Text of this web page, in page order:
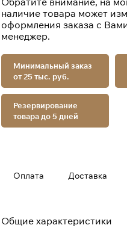
наличие товара может
оформления заказа с
менеджер.
Минимальный заказ
от 25 тыс. руб.
Резервирование
товара до 5 дней
Оплата Доставка
Общие характеристики